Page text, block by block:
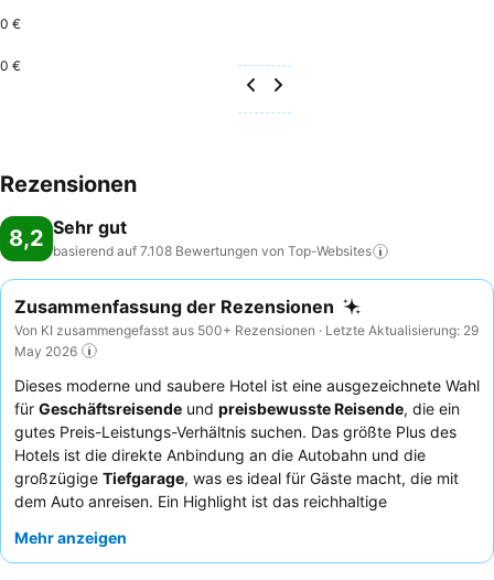
0 €
0 €
Rezensionen
8,2 Sehr gut
basierend auf 7.108 Bewertungen von Top-Websites
Zusammenfassung der Rezensionen
Von KI zusammengefasst aus 500+ Rezensionen · Letzte Aktualisierung: 29
May 2026
Dieses moderne und saubere Hotel ist eine ausgezeichnete Wahl
für Geschäftsreisende und preisbewusste Reisende, die ein
gutes Preis-Leistungs-Verhältnis suchen. Das größte Plus des
Hotels ist die direkte Anbindung an die Autobahn und die
großzügige Tiefgarage, was es ideal für Gäste macht, die mit
dem Auto anreisen. Ein Highlight ist das reichhaltige
einschließlich glutenfreier Optionen, gelobt wird. Die Gäste
Mehr anzeigen